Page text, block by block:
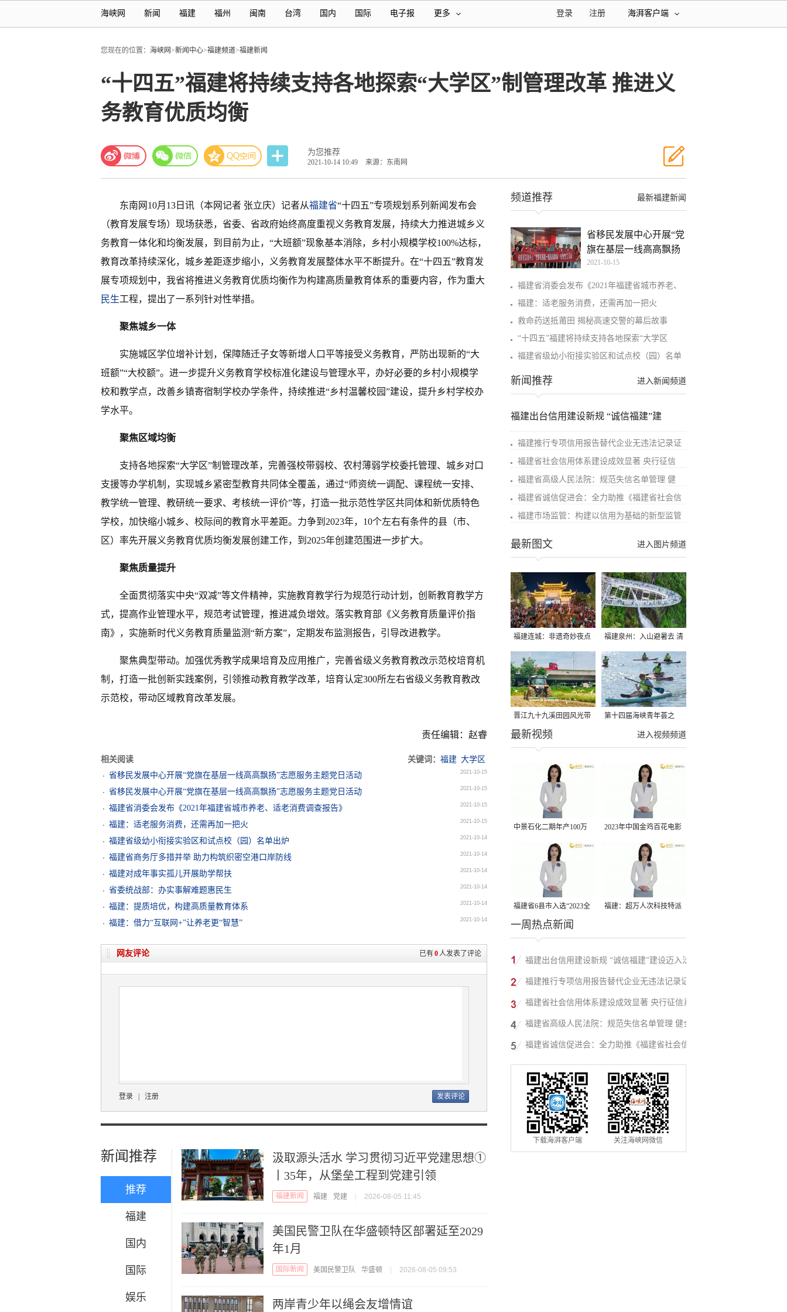
海峡网 新闻 福建 福州 闽南 台湾 国内 国际 电子报 更多 海湃客户端
注册
登录
您现在的位置： 海峡网>新闻中心>福建频道>福建新闻
“十四五”福建将持续支持各地探索“大学区”制管理改革 推进义
务教育优质均衡
为您推荐
2021-10-14 10:49 来源：东南网
东南网10月13日讯（本网记者 张立庆）记者从福建省“十四五”专项规划系列新闻发布会
（教育发展专场）现场获悉，省委、省政府始终高度重视义务教育发展，持续大力推进城乡义
务教育一体化和均衡发展，到目前为止，“大班额”现象基本消除，乡村小规模学校100%达标，
教育改革持续深化，城乡差距逐步缩小，义务教育发展整体水平不断提升。在“十四五”教育发
展专项规划中，我省将推进义务教育优质均衡作为构建高质量教育体系的重要内容，作为重大
民生工程，提出了一系列针对性举措。
聚焦城乡一体
实施城区学位增补计划，保障随迁子女等新增人口平等接受义务教育，严防出现新的“大
班额”“大校额”。进一步提升义务教育学校标准化建设与管理水平，办好必要的乡村小规模学
校和教学点，改善乡镇寄宿制学校办学条件，持续推进“乡村温馨校园”建设，提升乡村学校办
学水平。
聚焦区域均衡
支持各地探索“大学区”制管理改革，完善强校带弱校、农村薄弱学校委托管理、城乡对口
支援等办学机制，实现城乡紧密型教育共同体全覆盖，通过“师资统一调配、课程统一安排、
教学统一管理、教研统一要求、考核统一评价”等，打造一批示范性学区共同体和新优质特色
学校，加快缩小城乡、校际间的教育水平差距。力争到2023年，10个左右有条件的县（市、
区）率先开展义务教育优质均衡发展创建工作，到2025年创建范围进一步扩大。
聚焦质量提升
全面贯彻落实中央“双减”等文件精神，实施教育教学行为规范行动计划，创新教育教学方
式，提高作业管理水平，规范考试管理，推进减负增效。落实教育部《义务教育质量评价指
南》，实施新时代义务教育质量监测“新方案”，定期发布监测报告，引导改进教学。
聚焦典型带动。加强优秀教学成果培育及应用推广，完善省级义务教育教改示范校培育机
制，打造一批创新实践案例，引领推动教育教学改革，培育认定300所左右省级义务教育教改
示范校，带动区域教育改革发展。
责任编辑：赵睿
相关阅读 关键词： 福建 大学区
省移民发展中心开展“党旗在基层一线高高飘扬”志愿服务主题党日活动
2021-10-15
省移民发展中心开展“党旗在基层一线高高飘扬”志愿服务主题党日活动 2021-10-15
福建省消委会发布《2021年福建省城市养老、适老消费调查报告》 2021-10-15
福建：适老服务消费，还需再加一把火 2021-10-15
福建省级幼小衔接实验区和试点校（园）名单出炉 2021-10-14
福建省商务厅多措并举 助力构筑织密空港口岸防线 2021-10-14
福建对成年事实孤儿开展助学帮扶 2021-10-14
省委统战部：办实事解难题惠民生 2021-10-14
福建：提质培优，构建高质量教育体系 2021-10-14
福建：借力“互联网+”让养老更“智慧” 2021-10-14
已有0人发表了评论
网友评论
登录 注册
新闻推荐
推荐
福建
国内
国际
娱乐
汲取源头活水 学习贯彻习近平党建思想①
丨35年，从堡垒工程到党建引领
福建新闻 福建 党建 2026-08-05 11:45
美国民警卫队在华盛顿特区部署延至2029
年1月
国际新闻 美国民警卫队 华盛顿 2026-08-05 09:53
两岸青少年以绳会友增情谊
最新福建新闻
频道推荐
省移民发展中心开展“党
旗在基层一线高高飘扬
2021-10-15
福建省消委会发布《2021年福建省城市养老、
福建：适老服务消费，还需再加一把火
救命药送抵莆田 揭秘高速交警的幕后故事
“十四五”福建将持续支持各地探索“大学区
福建省级幼小衔接实验区和试点校（园）名单
进入新闻频道
新闻推荐
福建出台信用建设新规 “诚信福建”建
福建推行专项信用报告替代企业无违法记录证
福建省社会信用体系建设成效显著 央行征信
福建省高级人民法院：规范失信名单管理 健
福建省诚信促进会：全力助推《福建省社会信
福建市场监管：构建以信用为基础的新型监管
进入图片频道
最新图文
福建连城：非遗奇妙夜点
亮夏夜
福建泉州：入山避暑去 清
凉好惬意
晋江九十九溪田园风光带
千亩早稻迎来成熟收割季
第十四届海峡青年荟之
2026榕台青年大学生水上
进入视频频道
最新视频
中景石化二期年产100万
吨丙烷脱氢项目建成中交
2023年中国金鸡百花电影
节有福电影巡展31日启动
福建省6县市入选“2023全
国县域发展潜力百强县”
福建：超万人次科技特派
一周热点新闻
福建出台信用建设新规 “诚信福建”建设迈入法
治化新阶段
福建推行专项信用报告替代企业无违法记录证
明改革成效显著
福建省社会信用体系建设成效显著 央行征信系
统赋能实体经济
福建省高级人民法院：规范失信名单管理 健全
信用修复机制
福建省诚信促进会：全力助推《福建省社会信
用条例》落地见效
下载海湃客户端 关注海峡网微信